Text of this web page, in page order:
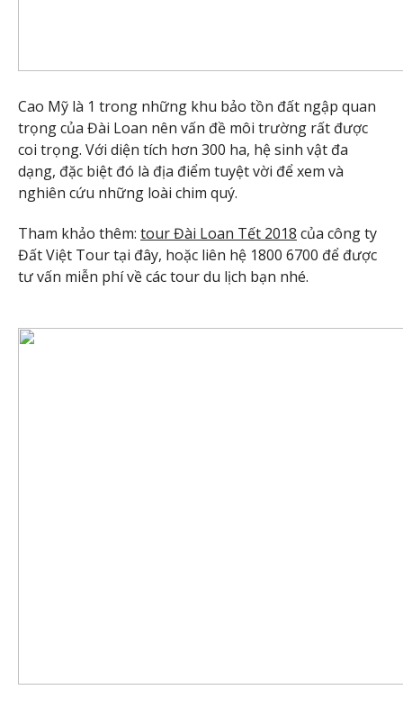
Cao Mỹ là 1 trong những khu bảo tồn đất ngập quan
trọng của Đài Loan nên vấn đề môi trường rất được
coi trọng. Với diện tích hơn 300 ha, hệ sinh vật đa
dạng, đặc biệt đó là địa điểm tuyệt vời để xem và
nghiên cứu những loài chim quý.
Tham khảo thêm: tour Đài Loan Tết 2018 của công ty
Đất Việt Tour tại đây, hoặc liên hệ 1800 6700 để được
tư vấn miễn phí về các tour du lịch bạn nhé.